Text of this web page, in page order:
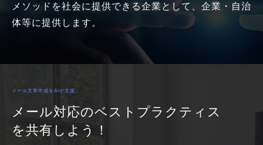
メソッドを社会に提供できる企業として、企業・自治
体等に提供します。
メール文章作成をAIが支援。
メール対応のベストプラクティス
を共有しよう！